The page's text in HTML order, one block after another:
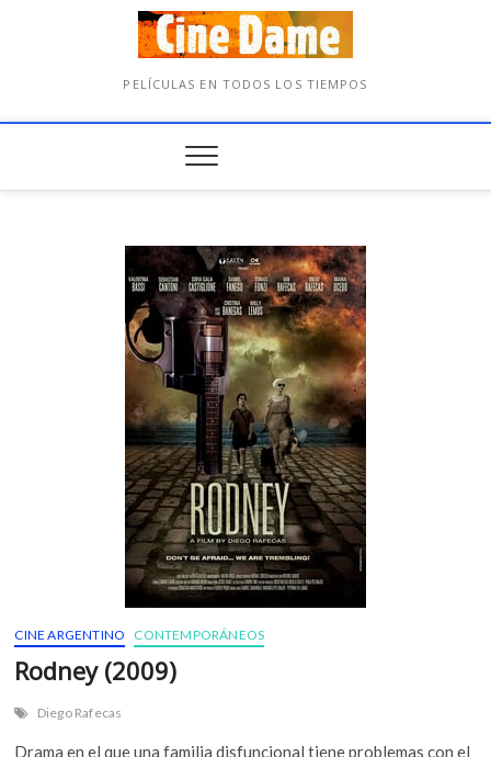
PELÍCULAS EN TODOS LOS TIEMPOS
CINE ARGENTINO CONTEMPORÁNEOS
Rodney (2009)
Diego Rafecas
Drama en el que una familia disfuncional tiene problemas con el